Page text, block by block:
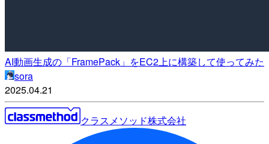
AI動画生成の「FramePack」をEC2上に構築して使ってみた
sora
2025.04.21
クラスメソッド株式会社